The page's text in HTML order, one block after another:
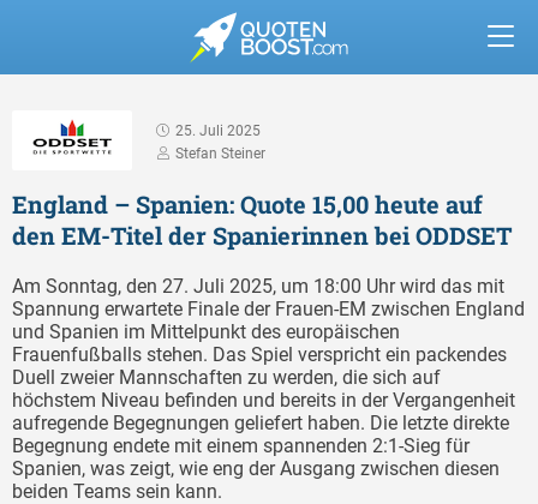
25. Juli 2025
Stefan Steiner
England – Spanien: Quote 15,00 heute auf
den EM-Titel der Spanierinnen bei ODDSET
Am Sonntag, den 27. Juli 2025, um 18:00 Uhr wird das mit
Spannung erwartete Finale der Frauen-EM zwischen England
und Spanien im Mittelpunkt des europäischen
Frauenfußballs stehen. Das Spiel verspricht ein packendes
Duell zweier Mannschaften zu werden, die sich auf
höchstem Niveau befinden und bereits in der Vergangenheit
aufregende Begegnungen geliefert haben. Die letzte direkte
Begegnung endete mit einem spannenden 2:1-Sieg für
Spanien, was zeigt, wie eng der Ausgang zwischen diesen
beiden Teams sein kann.